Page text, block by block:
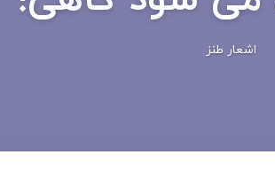
اشعار طنز